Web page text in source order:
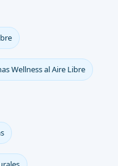
Wellness al Aire Libre